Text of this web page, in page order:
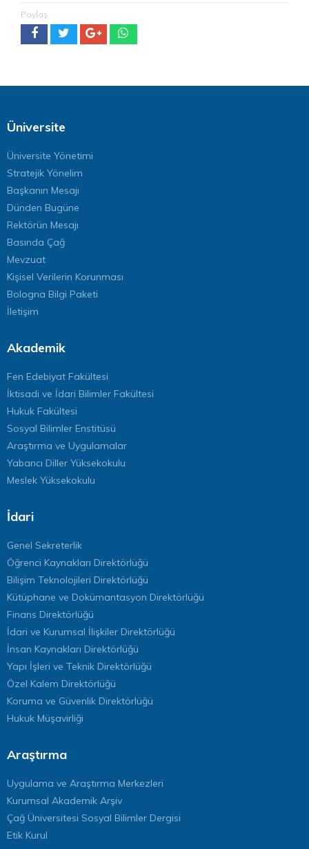
Paylaş
Üniversite
Üniversite Yönetimi
Stratejik Yönelim
Başkanın Mesajı
Dünden Bugüne
Rektörün Mesajı
Basında Çağ
Mevzuat
Kişisel Verilerin Korunması
Bologna Bilgi Paketi
İletişim
Akademik
Fen Edebiyat Fakültesi
İktisadi ve İdari Bilimler Fakültesi
Hukuk Fakültesi
Sosyal Bilimler Enstitüsü
Araştırma ve Uygulamalar
Yabancı Diller Yüksekokulu
Meslek Yüksekokulu
İdari
Genel Sekreterlik
Öğrenci Kaynakları Direktörlüğü
Bilişim Teknolojileri Direktörlüğü
Kütüphane ve Dokümantasyon Direktörlüğü
Finans Direktörlüğü
İdari ve Kurumsal İlişkiler Direktörlüğü
İnsan Kaynakları Direktörlüğü
Yapı İşleri ve Teknik Direktörlüğü
Özel Kalem Direktörlüğü
Koruma ve Güvenlik Direktörlüğü
Hukuk Müşavirliği
Araştırma
Uygulama ve Araştırma Merkezleri
Kurumsal Akademik Arşiv
Çağ Üniversitesi Sosyal Bilimler Dergisi
Etik Kurul